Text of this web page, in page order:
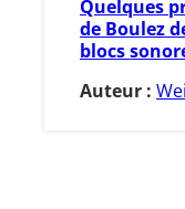
Quelques
de Boulez
blocs
Auteur :